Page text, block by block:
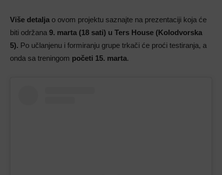
Više detaljao ovom projektu saznajte na prezentaciji koja će
biti održana 9. marta (18 sati) u Ters House (Kolodvorska
5). Po učlanjenu i formiranju grupe trkači će proći testiranja, a
onda sa treningom početi 15. marta.